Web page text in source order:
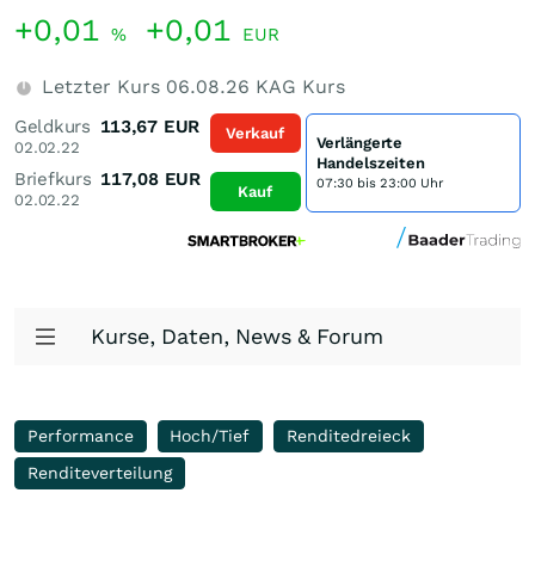
+0,01 % +0,01 EUR
Letzter Kurs 06.08.26 KAG Kurs
Geldkurs
02.02.22
113,67 EUR
Briefkurs
02.02.22
117,08 EUR
Verkauf
Kauf
Verlängerte
Handelszeiten
07:30 bis 23:00 Uhr
Kurse, Daten, News & Forum
Performance Hoch/Tief
Renditedreieck
Renditeverteilung